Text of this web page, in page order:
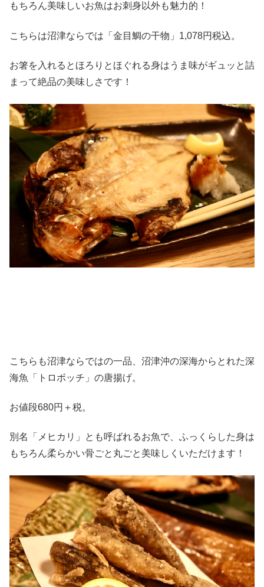
もちろん美味しいお魚はお刺身以外も魅力的！
こちらは沼津ならでは「金目鯛の干物」1,078円税込。
お箸を入れるとほろりとほぐれる身はうま味がギュッと詰
まって絶品の美味しさです！
こちらも沼津ならではの一品、沼津沖の深海からとれた深
海魚「トロボッチ」の唐揚げ。
お値段680円＋税。
別名「メヒカリ」とも呼ばれるお魚で、ふっくらした身は
もちろん柔らかい骨ごと丸ごと美味しくいただけます！